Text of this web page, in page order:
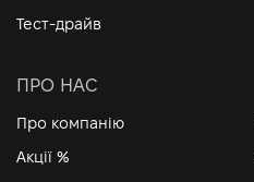
Тест-драйв
ПРО НАС
Про компанію
Акції %